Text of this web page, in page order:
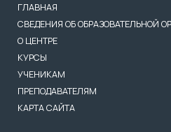
ГЛАВНАЯ
СВЕДЕНИЯ ОБ ОБРАЗОВАТЕЛЬНОЙ
О ЦЕНТРЕ
КУРСЫ
УЧЕНИКАМ
ПРЕПОДАВАТЕЛЯМ
КАРТА САЙТА